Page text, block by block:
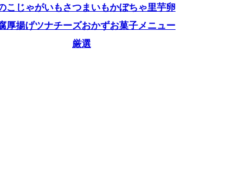
こ じゃがいもさつまいもかぼちゃ里芋卵
厚揚げツナチーズおかずお菓子メニュー
厳選